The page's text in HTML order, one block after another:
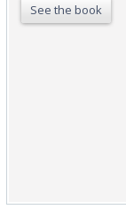
See the book